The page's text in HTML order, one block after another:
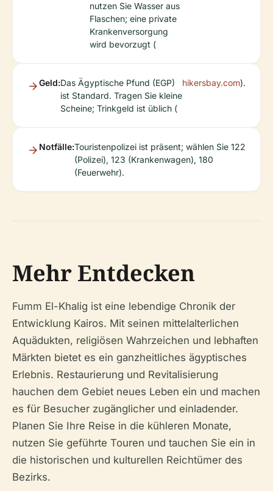
nutzen Sie Wasser aus
Flaschen; eine private
Krankenversorgung
wird bevorzugt (
Geld:Das Ägyptische Pfund (EGP)
ist Standard. Tragen Sie kleine
Scheine; Trinkgeld ist üblich (
hikersbay.com).
Notfälle:Touristenpolizei ist präsent; wählen Sie 122
(Polizei), 123 (Krankenwagen), 180
(Feuerwehr).
Mehr Entdecken
Fumm El-Khalig ist eine lebendige Chronik der
Entwicklung Kairos. Mit seinen mittelalterlichen
Aquädukten, religiösen Wahrzeichen und lebhaften
Märkten bietet es ein ganzheitliches ägyptisches
Erlebnis. Restaurierung und Revitalisierung
hauchen dem Gebiet neues Leben ein und machen
es für Besucher zugänglicher und einladender.
Planen Sie Ihre Reise in die kühleren Monate,
nutzen Sie geführte Touren und tauchen Sie ein in
die historischen und kulturellen Reichtümer des
Bezirks.